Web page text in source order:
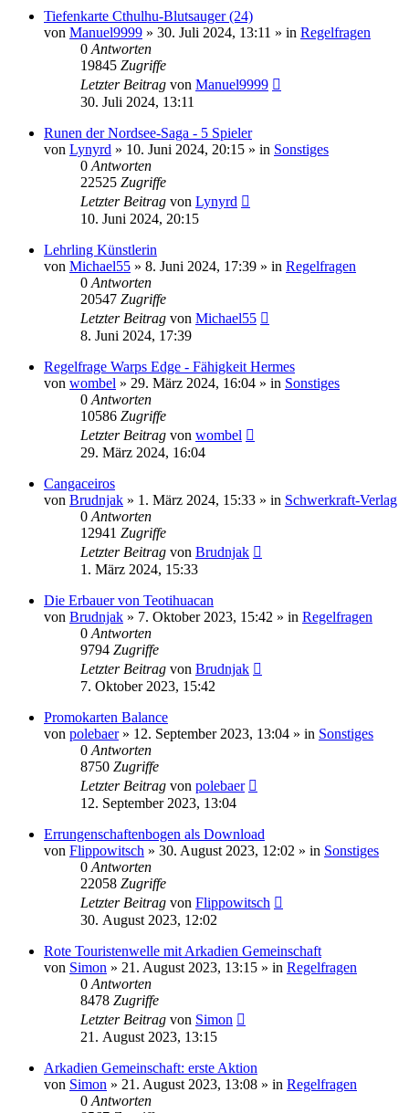
Tiefenkarte Cthulhu-Blutsauger (24)
von Manuel9999 » 30. Juli 2024, 13:11 » in Regelfragen
0 Antworten
19845 Zugriffe
Letzter Beitrag von Manuel9999
30. Juli 2024, 13:11
Runen der Nordsee-Saga - 5 Spieler
von Lynyrd » 10. Juni 2024, 20:15 » in Sonstiges
0 Antworten
22525 Zugriffe
Letzter Beitrag von Lynyrd
10. Juni 2024, 20:15
Lehrling Künstlerin
von Michael55 » 8. Juni 2024, 17:39 » in Regelfragen
0 Antworten
20547 Zugriffe
Letzter Beitrag von Michael55
8. Juni 2024, 17:39
Regelfrage Warps Edge - Fähigkeit Hermes
von wombel » 29. März 2024, 16:04 » in Sonstiges
0 Antworten
10586 Zugriffe
Letzter Beitrag von wombel
29. März 2024, 16:04
Cangaceiros
von Brudnjak » 1. März 2024, 15:33 » in Schwerkraft-Verlag
0 Antworten
12941 Zugriffe
Letzter Beitrag von Brudnjak
1. März 2024, 15:33
Die Erbauer von Teotihuacan
von Brudnjak » 7. Oktober 2023, 15:42 » in Regelfragen
0 Antworten
9794 Zugriffe
Letzter Beitrag von Brudnjak
7. Oktober 2023, 15:42
Promokarten Balance
von polebaer» 12. September 2023, 13:04 » in Sonstiges
0 Antworten
8750 Zugriffe
Letzter Beitrag von polebaer
12. September 2023, 13:04
Errungenschaftenbogen als Download
von Flippowitsch » 30. August 2023, 12:02 » in Sonstiges
0 Antworten
22058 Zugriffe
Letzter Beitrag von Flippowitsch
30. August 2023, 12:02
Rote Touristenwelle mit Arkadien Gemeinschaft
von Simon » 21. August 2023, 13:15 » in Regelfragen
0 Antworten
8478 Zugriffe
Letzter Beitrag von Simon
21. August 2023, 13:15
Arkadien Gemeinschaft: erste Aktion
von Simon » 21. August 2023, 13:08 » in Regelfragen
0 Antworten